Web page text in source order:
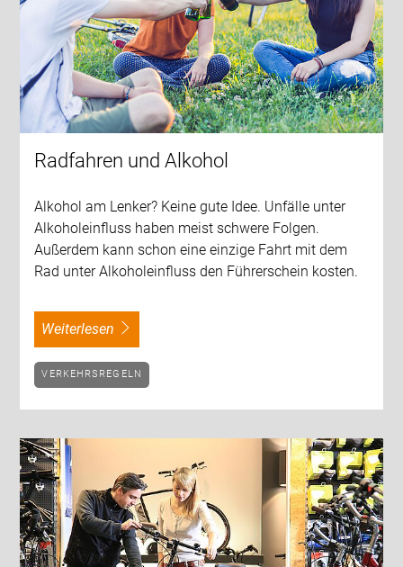
Radfahren und Alkohol
Alkohol am Lenker? Keine gute Idee. Unfälle unter
Alkoholeinfluss haben meist schwere Folgen.
Außerdem kann schon eine einzige Fahrt mit dem
Rad unter Alkoholeinfluss den Führerschein kosten.
weiterlesen
VERKEHRSREGELN